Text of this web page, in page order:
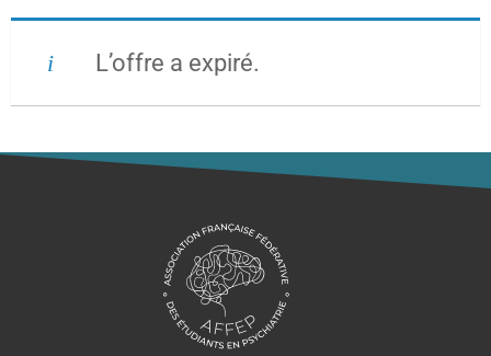
L’offre a expiré.